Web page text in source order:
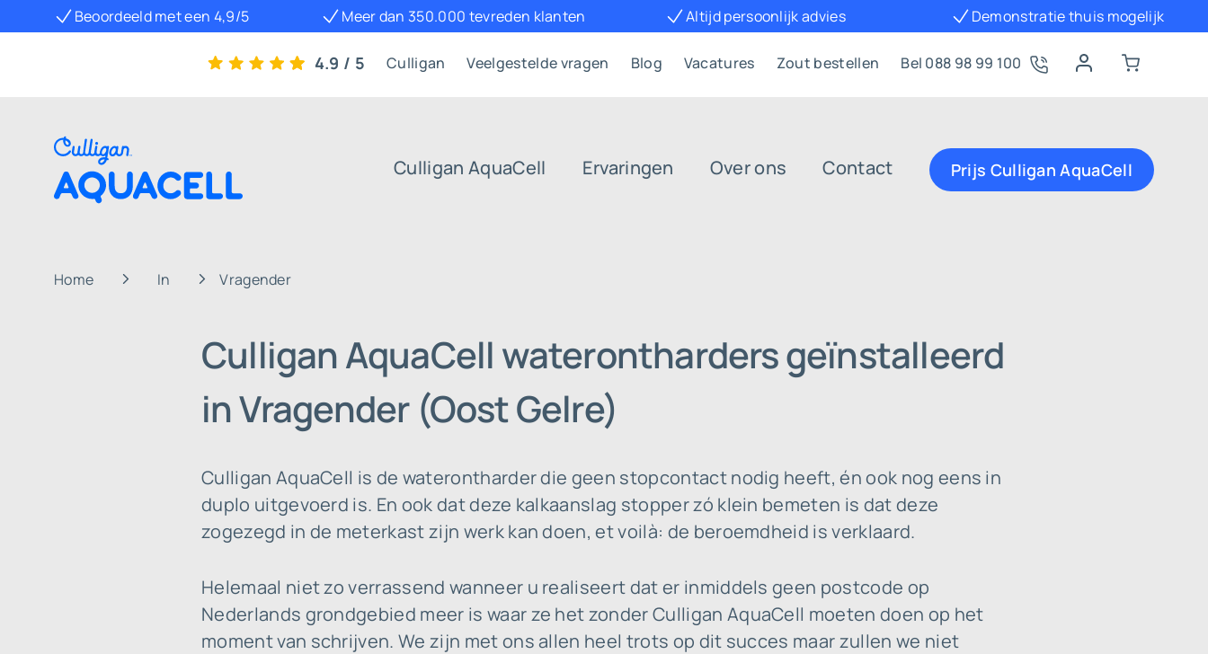
Beoordeeld met een 4,9/5 Meer dan 350.000 tevreden klanten Altijd persoonlijk advies Demonstratie thuis mogelijk
4.9 / 5 Culligan Veelgestelde vragen Blog Vacatures Zout bestellen Bel 088 98 99 100
Culligan AquaCell Ervaringen Over ons Contact Prijs Culligan AquaCell
Home In Vragender
Culligan AquaCell waterontharders geïnstalleerd
in Vragender (Oost Gelre)
Culligan AquaCell is de waterontharder die geen stopcontact nodig heeft, én ook nog eens in
duplo uitgevoerd is. En ook dat deze kalkaanslag stopper zó klein bemeten is dat deze
zogezegd in de meterkast zijn werk kan doen, et voilà: de beroemdheid is verklaard.
Helemaal niet zo verrassend wanneer u realiseert dat er inmiddels geen postcode op
Nederlands grondgebied meer is waar ze het zonder Culligan AquaCell moeten doen op het
moment van schrijven. We zijn met ons allen heel trots op dit succes maar zullen we niet